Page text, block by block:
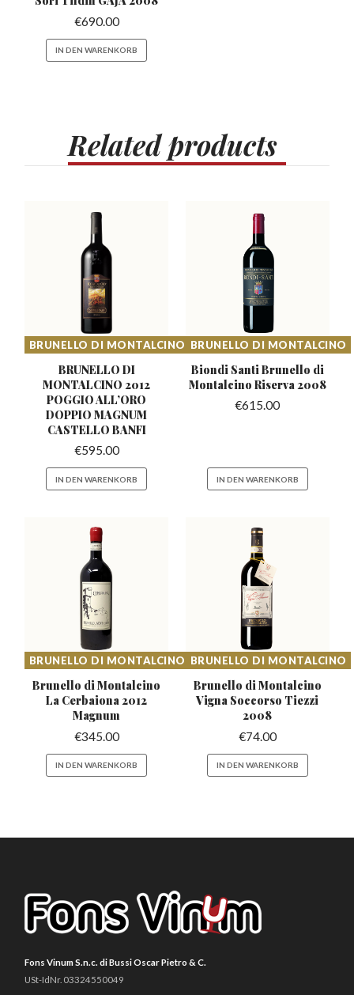
€690.00
IN DEN WARENKORB
Relatedproducts
BRUNELLO DI MONTALCINO
BRUNELLO DI
MONTALCINO 2012
POGGIO ALL’ORO
DOPPIO MAGNUM
CASTELLO BANFI
€595.00
IN DEN WARENKORB
BRUNELLO DI MONTALCINO
Biondi Santi Brunello di
Montalcino Riserva 2008
€615.00
IN DEN WARENKORB
BRUNELLO DI MONTALCINO
Brunello di Montalcino
La Cerbaiona 2012
Magnum
€345.00
IN DEN WARENKORB
BRUNELLO DI MONTALCINO
Brunello di Montalcino
Vigna Soccorso Tiezzi
2008
€74.00
IN DEN WARENKORB
Fons Vinum S.n.c. di Bussi Oscar Pietro & C.
USt-IdNr. 03324550049